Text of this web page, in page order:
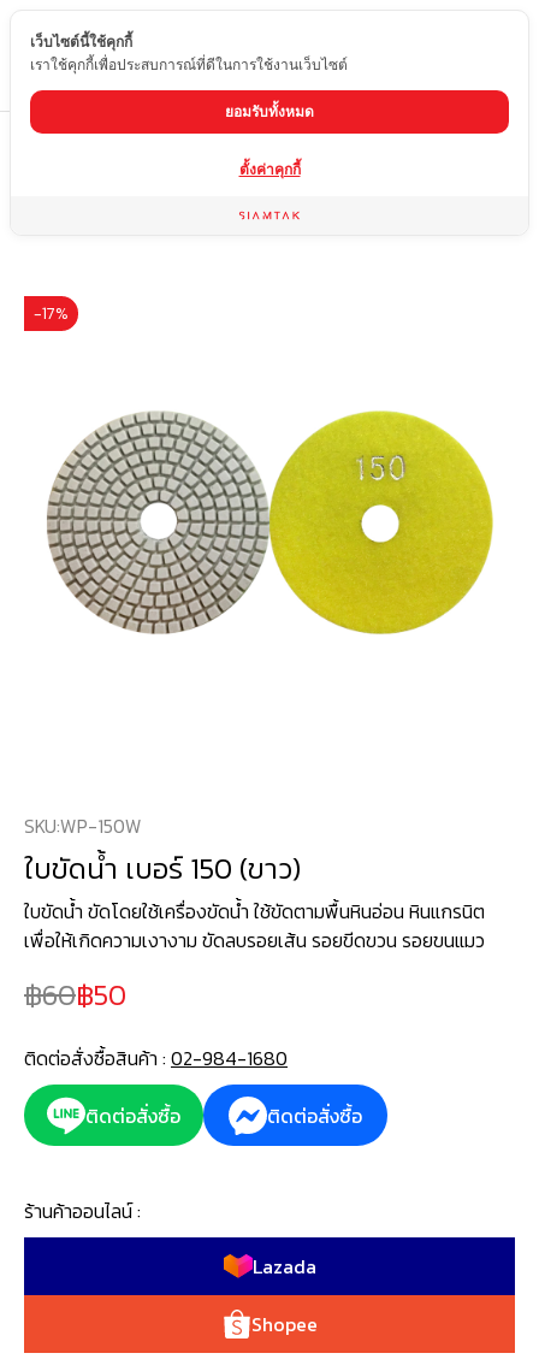
TH
ใบขัดหินอ่อน หินแกรนิต
-17%
SKU:WP-150W
ใบขัดน้ำ เบอร์ 150 (ขาว)
ใบขัดน้ำ ขัดโดยใช้เครื่องขัดน้ำ ใช้ขัดตามพื้นหินอ่อน หินแกรนิต
เพื่อให้เกิดความเงางาม ขัดลบรอยเส้น รอยขีดขวน รอยขนแมว
60 50
ติดต่อสั่งซื้อสินค้า : 02-984-1680
ติดต่อสั่งซื้อ
ติดต่อสั่งซื้อ
ร้านค้าออนไลน์ :
Lazada
Shopee
เว็บไซต์นี้ใช้คุกกี้
เราใช้คุกกี้เพื่อประสบการณ์ที่ดีในการใช้งานเว็บไซต์
ยอมรับทั้งหมด
ตั้งค่าคุกกี้